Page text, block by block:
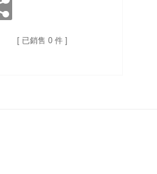
[ 已銷售 0 件 ]